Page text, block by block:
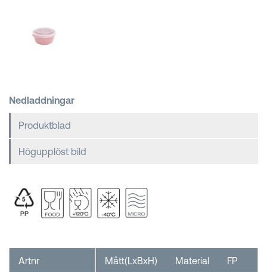
Nedladdningar
Produktblad
Högupplöst bild
Mått(LxBxH) Material FP
Artnr